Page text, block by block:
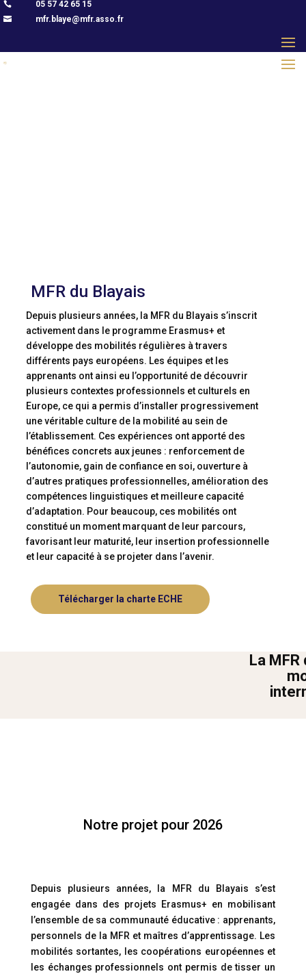
 05 57 42 65 15
 mfr.blaye@mfr.asso.fr
MFR du Blayais
Depuis plusieurs années, la MFR du Blayais s’inscrit
activement dans le programme Erasmus+ et
développe des mobilités régulières à travers
différents pays européens. Les équipes et les
apprenants ont ainsi eu l’opportunité de découvrir
plusieurs contextes professionnels et culturels en
Europe, ce qui a permis d’installer progressivement
une véritable culture de la mobilité au sein de
l’établissement. Ces expériences ont apporté des
bénéfices concrets aux jeunes : renforcement de
l’autonomie, gain de confiance en soi, ouverture à
d’autres pratiques professionnelles, amélioration des
compétences linguistiques et meilleure capacité
d’adaptation. Pour beaucoup, ces mobilités ont
constitué un moment marquant de leur parcours,
favorisant leur maturité, leur insertion professionnelle
et leur capacité à se projeter dans l’avenir.
Télécharger la charte ECHE
La
Notre projet pour 2026
Depuis plusieurs années, la MFR du Blayais s’est
engagée dans des projets Erasmus+ en mobilisant
l’ensemble de sa communauté éducative : apprenants,
personnels de la MFR et maîtres d’apprentissage. Les
mobilités sortantes, les coopérations européennes et
les échanges professionnels ont permis de tisser un